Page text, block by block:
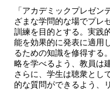
「アカデミックプレゼン
ざまな学問的な場でプレ
訓練を目的とする。実践
能を効果的に発表に適用
るための知識を修得する
略を学べるよう、教員は
さらに、学生は聴衆とし
的な質問ができるよう、